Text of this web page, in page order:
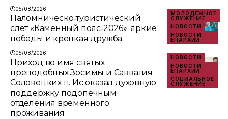
05/08/2026
МОЛОДЁЖНОЕ
СЛУЖЕНИЕ
НОВОСТИ
НОВОСТИ
ЕПАРХИИ
Паломническо‑туристический
слёт «Каменный пояс‑2026»: яркие
победы и крепкая дружба
05/08/2026
НОВОСТИ
НОВОСТИ
ЕПАРХИИ
СОЦИАЛЬНОЕ
СЛУЖЕНИЕ
Приход во имя святых
преподобных Зосимы и Савватия
Соловецких п. Ис оказал духовную
поддержку подопечным
отделения временного
проживания